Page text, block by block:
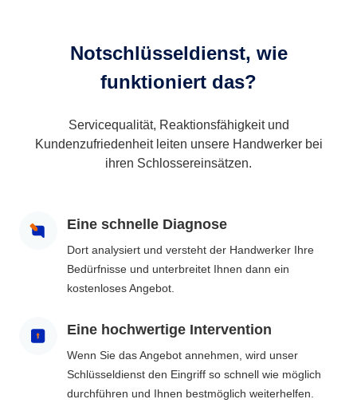
Notschlüsseldienst, wie
funktioniert das?
Servicequalität, Reaktionsfähigkeit und
Kundenzufriedenheit leiten unsere Handwerker bei
ihren Schlossereinsätzen.
Eine schnelle Diagnose
Dort analysiert und versteht der Handwerker Ihre
Bedürfnisse und unterbreitet Ihnen dann ein
kostenloses Angebot.
Eine hochwertige Intervention
Wenn Sie das Angebot annehmen, wird unser
Schlüsseldienst den Eingriff so schnell wie möglich
durchführen und Ihnen bestmöglich weiterhelfen.